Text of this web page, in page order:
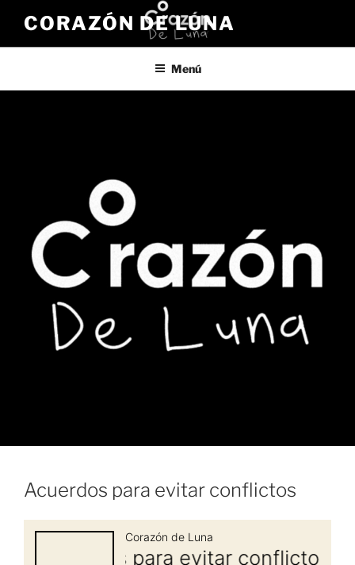
contenido
CORAZÓN DE LUNA
Menú
Acuerdos para evitar conflictos